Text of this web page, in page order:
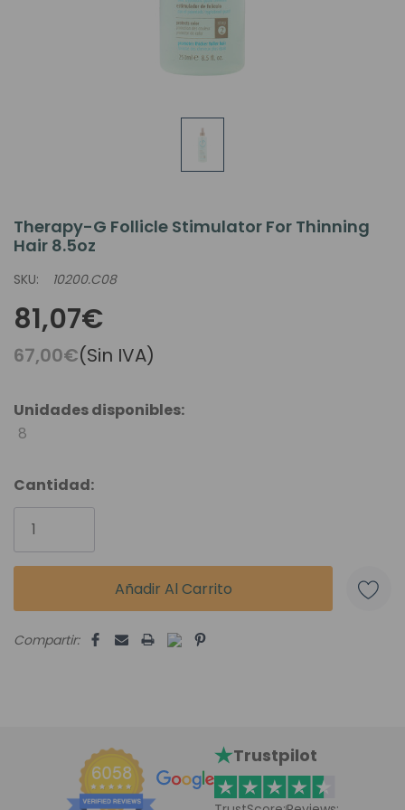
Therapy-G Follicle Stimulator For Thinning
Hair 8.5oz
SKU: 10200.C08
81,07€
67,00€(Sin IVA)
Unidades disponibles:
8
Cantidad:
Compartir:
Trustpilot